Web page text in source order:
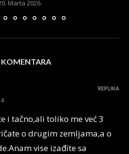
Marta 2026.
KOMENTARA
i tačno,ali toliko me već 3
o drugim zemljama,a o
vise izađite sa
REPLIKA